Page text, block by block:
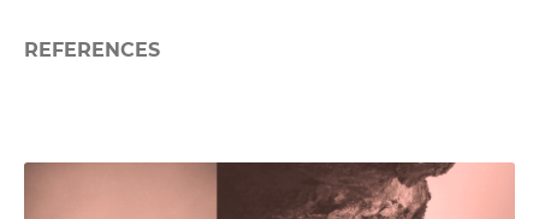
REFERENCES